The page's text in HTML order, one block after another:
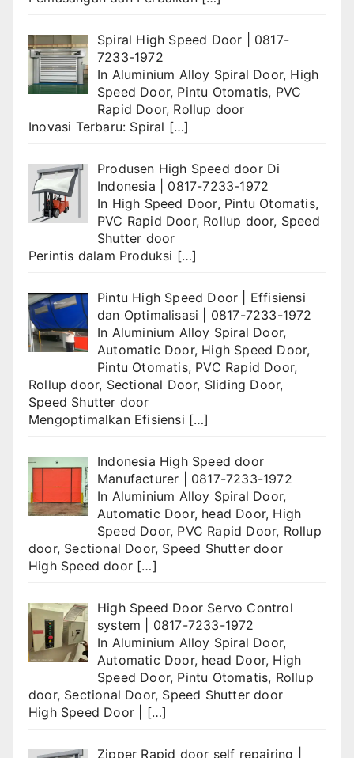
Spiral High Speed Door | 0817-
7233-1972
In Aluminium Alloy Spiral Door, High
Speed Door, Pintu Otomatis, PVC
Rapid Door, Rollup door
Inovasi Terbaru: Spiral […]
Produsen High Speed door Di
Indonesia | 0817-7233-1972
In High Speed Door, Pintu Otomatis,
PVC Rapid Door, Rollup door, Speed
Shutter door
Perintis dalam Produksi […]
Pintu High Speed Door | Effisiensi
dan Optimalisasi | 0817-7233-1972
In Aluminium Alloy Spiral Door,
Automatic Door, High Speed Door,
Pintu Otomatis, PVC Rapid Door,
Rollup door, Sectional Door, Sliding Door,
Speed Shutter door
Mengoptimalkan Efisiensi […]
Indonesia High Speed door
Manufacturer | 0817-7233-1972
In Aluminium Alloy Spiral Door,
Automatic Door, head Door, High
Speed Door, PVC Rapid Door, Rollup
door, Sectional Door, Speed Shutter door
High Speed door […]
High Speed Door Servo Control
system | 0817-7233-1972
In Aluminium Alloy Spiral Door,
Automatic Door, head Door, High
Speed Door, Pintu Otomatis, Rollup
door, Sectional Door, Speed Shutter door
High Speed Door |
[…]
Zipper Rapid door self repairing |